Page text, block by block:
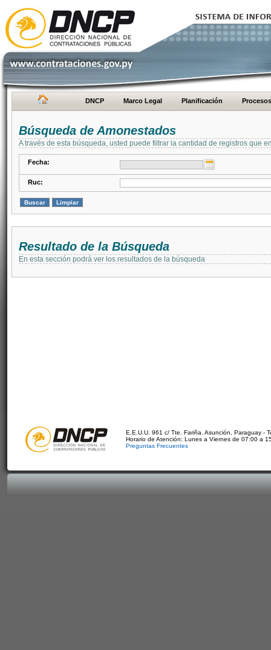
DNCP Marco Legal Planificación Procesos
Búsqueda de Amonestados
A través de esta búsqueda, usted puede filtrar la cantidad de registros que
Fecha:
Ruc:
Resultado de la Búsqueda
En esta sección podrá ver los resultados de la búsqueda
E.E.U.U. 961 c/ Tte. Fariña. Asunción, Paraguay -
Horario de Atención: Lunes a Viernes de 07:00 a
Preguntas Frecuentes